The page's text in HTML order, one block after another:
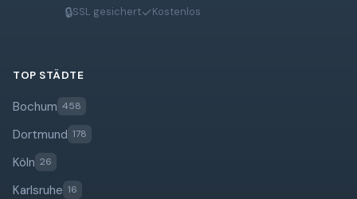
🔒SSL gesichert✓Kostenlos
TOP STÄDTE
Bochum 458
Dortmund 178
Köln 26
Karlsruhe 16